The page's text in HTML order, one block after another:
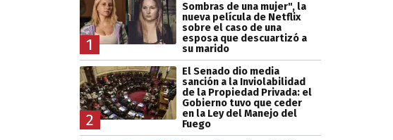
1
Sombras de una mujer", la
nueva película de Netflix
sobre el caso de una
esposa que descuartizó a
su marido
2
El Senado dio media
sanción a la Inviolabilidad
de la Propiedad Privada: el
Gobierno tuvo que ceder
en la Ley del Manejo del
Fuego